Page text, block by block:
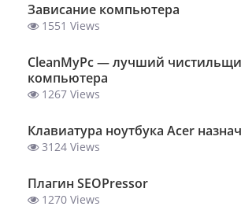
Зависание компьютера
1551 Views
ClеanMyPc — лучший
компьютера
1267 Views
Клавиатура ноутбука Acer
3124 Views
Плагин SEOPressor
1270 Views